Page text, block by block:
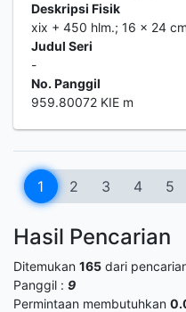
Deskripsi Fisik
xix + 450 hlm.; 16 x 24 cm
Judul Seri
-
No. Panggil
959.80072 KIE m
1 2 3 4 5
Hasil Pencarian
Ditemukan 165 dari
Panggil : 9
Permintaan membutuhkan